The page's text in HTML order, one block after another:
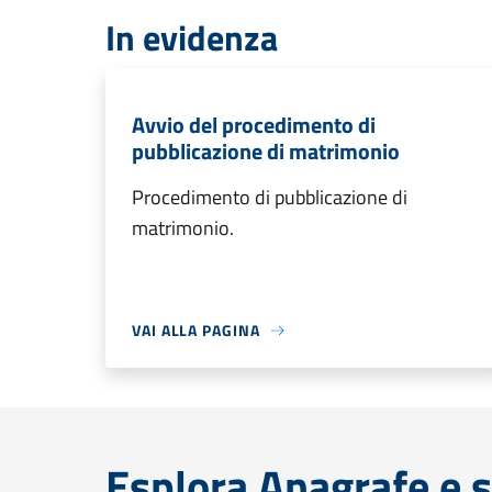
In evidenza
Avvio del procedimento di
pubblicazione di matrimonio
Procedimento di pubblicazione di
matrimonio.
VAI ALLA PAGINA